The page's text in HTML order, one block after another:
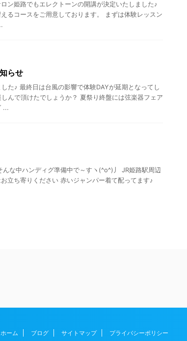
ン姫路でもエレクトーンの開講が決定いたしました♪
るコースをご用意しております。 まずは体験レッスン
らせ
た♪ 最終日は台風の影響で体験DAYが延期となってし
んで頂けたでしょうか？ 夏祭り終盤には弦楽器フェア
...
な中ハンディグ準備中で～すヽ(^o^)丿 JR姫路駅周辺
立ち寄りください 赤いジャンパー着て配ってます♪
ホーム ブログ サイトマップ プライバシーポリシー